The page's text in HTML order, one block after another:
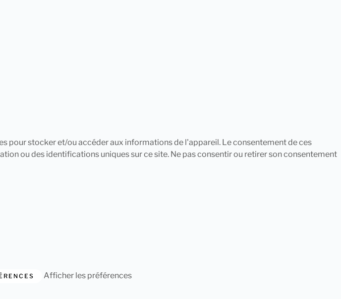
pour stocker et/ou accéder aux informations de l'appareil. Le consentement de ces
ou des identifications uniques sur ce site. Ne pas consentir ou retirer son consentement
Afficher les préférences